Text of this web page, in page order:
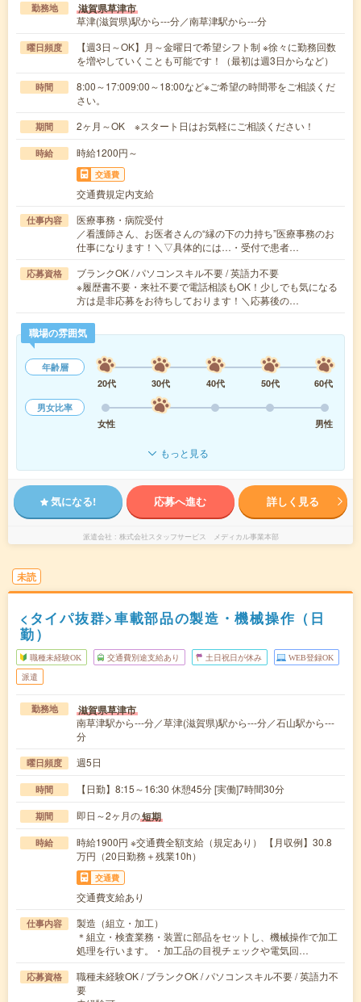
勤務地 滋賀県草津市
草津(滋賀県)駅から---分／南草津駅から---分
曜日頻度
【週3日～OK】月～金曜日で希望シフト制 ※徐々に勤務回数
を増やしていくことも可能です！（最初は週3日からなど）
時間
8:00～17:009:00～18:00など※ご希望の時間帯をご相談くだ
さい。
期間 2ヶ月～OK ※スタート日はお気軽にご相談ください！
時給 時給1200円～
交通費
交通費規定内支給
仕事内容
医療事務・病院受付
／看護師さん、お医者さんの“縁の下の力持ち”医療事務のお
仕事になります！＼▽具体的には…・受付で患者…
応募資格
ブランクOK / パソコンスキル不要 / 英語力不要
※履歴書不要・来社不要で電話相談もOK！少しでも気になる
方は是非応募をお待ちしております！＼応募後の…
職場の雰囲気
年齢層
20代
30代 40代 50代
60代
男女比率
女性
男性
もっと見る
気になる! 応募へ進む 詳しく見る
派遣会社 株式会社スタッフサービス メディカル事業本部
未読
<タイパ抜群>車載部品の製造・機械操作（日
勤）
職種未経験OK 交通費別途支給あり 土日祝日が休み WEB登録OK
派遣
勤務地 滋賀県草津市
南草津駅から---分／草津(滋賀県)駅から---分／石山駅から---
分
曜日頻度 週5日
時間 【日勤】8:15～16:30 休憩45分 [実働]7時間30分
期間 即日～2ヶ月の短期
時給
時給1900円 ※交通費全額支給（規定あり） 【月収例】30.8
万円（20日勤務＋残業10h）
交通費
交通費支給あり
仕事内容
製造（組立・加工）
＊組立・検査業務・装置に部品をセットし、機械操作で加工
処理を行います。・加工品の目視チェックや電気回…
応募資格
職種未経験OK / ブランクOK / パソコンスキル不要 / 英語力不
要